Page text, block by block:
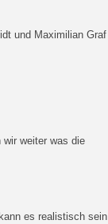
und Maximilian Graf
wir weiter was die
es realistisch sein